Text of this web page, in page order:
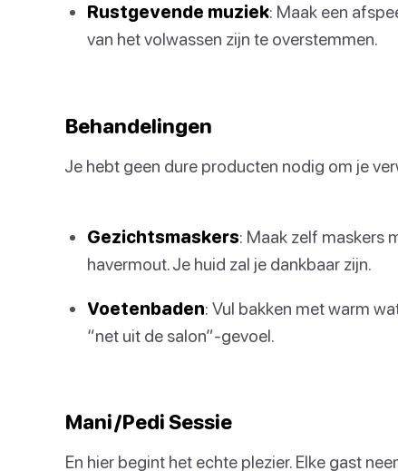
Rustgevende muziek: Maak een
van het volwassen zijn te overstemmen.
Behandelingen
Je hebt geen dure producten nodig om je
Gezichtsmaskers: Maak zelf maskers
havermout. Je huid zal je dankbaar zijn.
Voetenbaden: Vul bakken met warm
“net uit de salon”-gevoel.
Mani/Pedi Sessie
En hier begint het echte plezier. Elke gast